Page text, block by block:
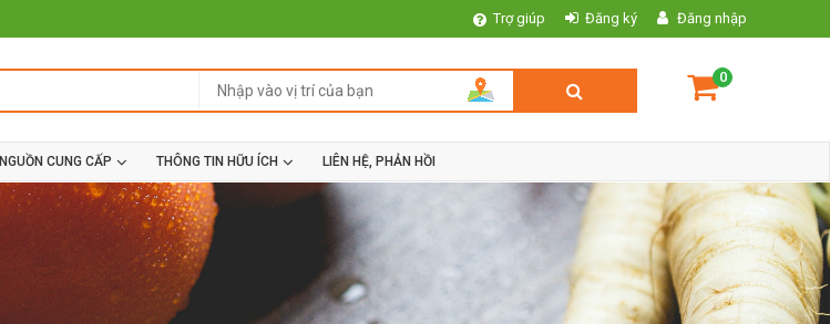
Trợ giúp Đăng ký Đăng nhập
0
NGUỒN CUNG CẤP THÔNG TIN HỮU ÍCH LIÊN HỆ, PHẢN HỒI